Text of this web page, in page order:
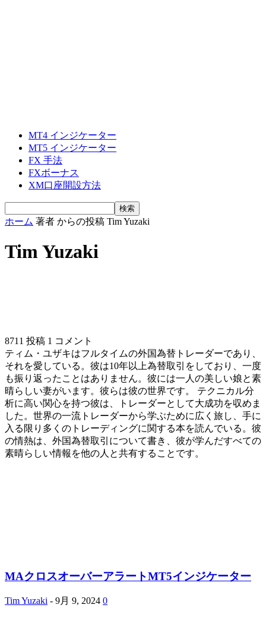
MT4 インジケーター
MT5 インジケーター
FX 手法
FXボーナス
XM口座開設方法
ホーム 著者 からの投稿 Tim Yuzaki
Tim Yuzaki
8711 投稿 1 コメント
ティム・ユザキはフルタイムの外国為替トレーダーであり、
それを愛している。彼は10年以上為替取引をしており、一度
も振り返ったことはありません。彼には一人の美しい娘と素
晴らしい妻がいます。彼らは彼の世界です。 テクニカル分
析に高い関心を持つ彼は、トレーダーとして大成功を収めま
した。世界の一流トレーダーから学ぶために広く旅し、手に
入る限り多くのトレーディングに関する本を読んでいる。彼
の情熱は、外国為替取引について書き、彼が学んだすべての
素晴らしい情報を他の人と共有することです。
MAクロスオーバーアラートMT5インジケーター
Tim Yuzaki - 9月 9, 2024 0